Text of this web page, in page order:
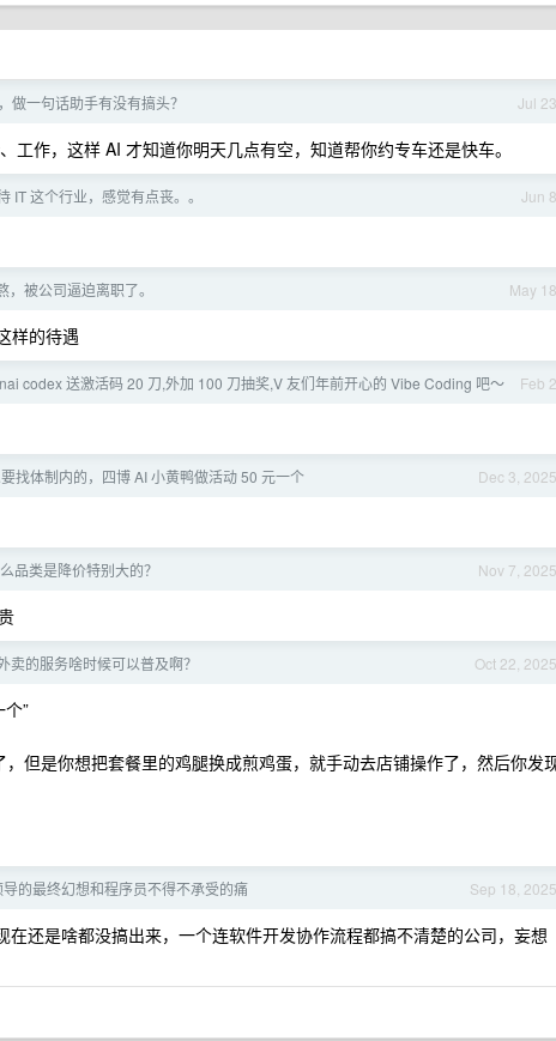
Jul 23
做一句话助手有没有搞头？
工作，这样 AI 才知道你明天几点有空，知道帮你约专车还是快车。
Jun 8
IT 这个行业，感觉有点丧。。
May 18
，被公司逼迫离职了。
样的待遇
Feb 2
codex 送激活码 20 刀,外加 100 刀抽奖,V 友们年前开心的 Vibe Coding 吧～
Dec 3, 2025
找体制内的，四博 AI 小黄鸭做活动 50 元一个
Nov 7, 2025
品类是降价特别大的？
Oct 22, 2025
卖的服务啥时候可以普及啊？
”
但是你想把套餐里的鸡腿换成煎鸡蛋，就手动去店铺操作了，然后你发
Sep 18, 2025
的最终幻想和程序员不得不承受的痛
还是啥都没搞出来，一个连软件开发协作流程都搞不清楚的公司，妄想